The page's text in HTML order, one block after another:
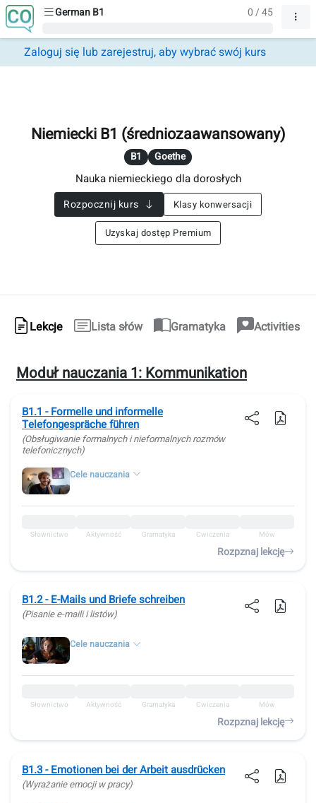
German B1 0 / 45
Zaloguj się lub zarejestruj, aby wybrać swój kurs
Niemiecki B1 (średniozaawansowany)
B1 Goethe
Nauka niemieckiego dla dorosłych
Rozpocznij kurs Klasy konwersacji
Uzyskaj dostęp Premium
Lekcje Lista słów Gramatyka Activities
Moduł nauczania 1: Kommunikation
B1.1 - Formelle und informelle
Telefongespräche führen
(Obsługiwanie formalnych i nieformalnych rozmów
telefonicznych)
Cele nauczania
Słownictwo Aktywność Gramatyka Ćwiczenia Mów
Rozpznaj lekcję
B1.2 - E-Mails und Briefe schreiben
(Pisanie e-maili i listów)
Cele nauczania
Słownictwo Aktywność Gramatyka Ćwiczenia Mów
Rozpznaj lekcję
B1.3 - Emotionen bei der Arbeit ausdrücken
(Wyrażanie emocji w pracy)